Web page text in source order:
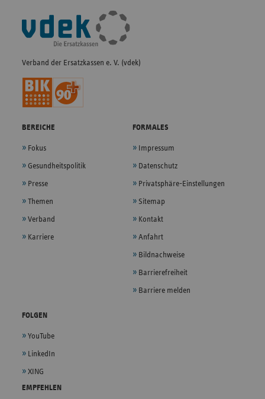
Fußleisten-
Navigation
Verband der Ersatzkassen e. V. (vdek)
BEREICHE
Fokus
Gesundheitspolitik
Presse
Themen
Verband
Karriere
FORMALES
Impressum
Datenschutz
Privatsphäre-Einstellungen
Sitemap
Kontakt
Anfahrt
Bildnachweise
Barrierefreiheit
Barriere melden
FOLGEN
YouTube
LinkedIn
XING
EMPFEHLEN